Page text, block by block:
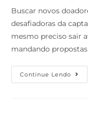
Buscar novos
desafiadoras da
mesmo preciso sair
mandando
Continue Lendo